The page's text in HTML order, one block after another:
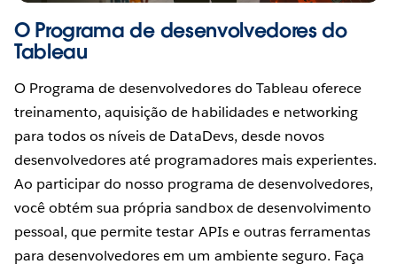
O Programa de desenvolvedores do
Tableau
O Programa de desenvolvedores do Tableau oferece
treinamento, aquisição de habilidades e networking
para todos os níveis de DataDevs, desde novos
desenvolvedores até programadores mais experientes.
Ao participar do nosso programa de desenvolvedores,
você obtém sua própria sandbox de desenvolvimento
pessoal, que permite testar APIs e outras ferramentas
para desenvolvedores em um ambiente seguro. Faça